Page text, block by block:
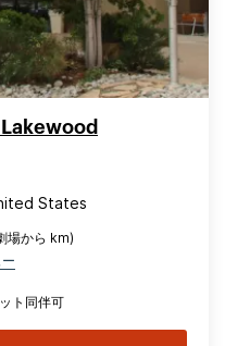
States
場から km)
ト同伴可